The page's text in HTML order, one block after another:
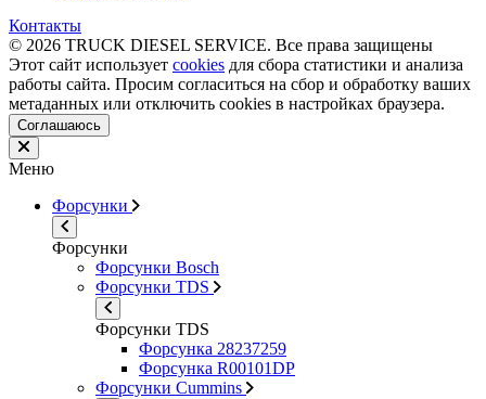
Контакты
© 2026 TRUCK DIESEL SERVICE. Все права защищены
Этот сайт использует cookies для сбора статистики и анализа
работы сайта. Просим согласиться на сбор и обработку ваших
метаданных или отключить cookies в настройках браузера.
Соглашаюсь
Меню
Форсунки
Форсунки
Форсунки Bosch
Форсунки TDS
Форсунки TDS
Форсунка 28237259
Форсунка R00101DP
Форсунки Cummins